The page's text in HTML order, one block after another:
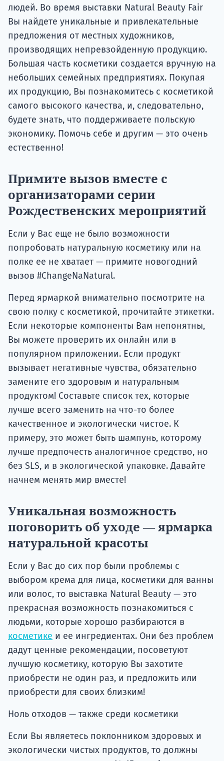
людей. Во время выставки Natural Beauty Fair
Вы найдете уникальные и привлекательные
предложения от местных художников,
производящих непревзойденную продукцию.
Большая часть косметики создается вручную на
небольших семейных предприятиях. Покупая
их продукцию, Вы познакомитесь с косметикой
самого высокого качества, и, следовательно,
будете знать, что поддерживаете польскую
экономику. Помочь себе и другим — это очень
естественно!
Примите вызов вместе с
организаторами серии
Рождественских мероприятий
Если у Вас еще не было возможности
попробовать натуральную косметику или на
полке ее не хватает — примите новогодний
вызов #ChangeNaNatural.
Перед ярмаркой внимательно посмотрите на
свою полку с косметикой, прочитайте этикетки.
Если некоторые компоненты Вам непонятны,
Вы можете проверить их онлайн или в
популярном приложении. Если продукт
вызывает негативные чувства, обязательно
замените его здоровым и натуральным
продуктом! Составьте список тех, которые
лучше всего заменить на что-то более
качественное и экологически чистое. К
примеру, это может быть шампунь, которому
лучше предпочесть аналогичное средство, но
без SLS, и в экологической упаковке. Давайте
начнем менять мир вместе!
Уникальная возможность
поговорить об уходе — ярмарка
натуральной красоты
Если у Вас до сих пор были проблемы с
выбором крема для лица, косметики для ванны
или волос, то выставка Natural Beauty — это
прекрасная возможность познакомиться с
людьми, которые хорошо разбираются в
косметике и ее ингредиентах. Они без проблем
дадут ценные рекомендации, посоветуют
лучшую косметику, которую Вы захотите
приобрести не один раз, и предложить или
приобрести для своих близким!
Ноль отходов — также среди косметики
Если Вы являетесь поклонником здоровых и
экологически чистых продуктов, то должны